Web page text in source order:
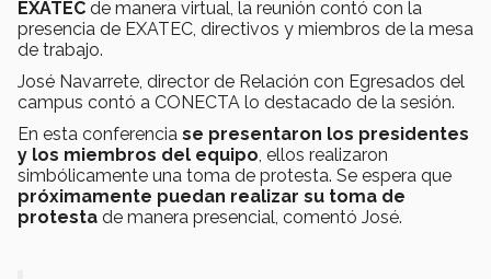
EXATEC de manera virtual, la reunión contó con la
presencia de EXATEC, directivos y miembros de la mesa
de trabajo.
José Navarrete, director de Relación con Egresados del
campus contó a CONECTA lo destacado de la sesión.
En esta conferencia se presentaron los presidentes
y los miembros del equipo , ellos realizaron
simbólicamente una toma de protesta. Se espera que
próximamente puedan realizar su toma de
protesta de manera presencial, comentó José.